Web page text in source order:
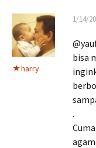
harry
1/14/
bisa
.